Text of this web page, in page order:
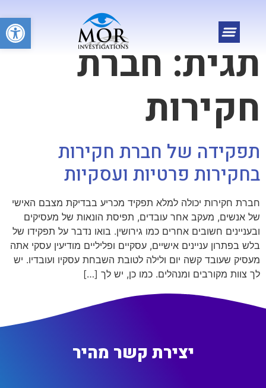
תגית: חברת
חקירות
תפקידה של חברת חקירות
בחקירות פרטיות ועסקיות
חברת חקירות יכולה למלא תפקיד מכריע בבדיקת מצבם האישי
של אנשים, מעקב אחר עובדים, תפיסת הונאות של מעסיקים
ובעניינים חשובים אחרים כמו גירושין. בואו נדבר על תפקידו של
בלש בפתרון עניינים אישיים, עסקיים ופליליים מודיעין עסקי אתה
מעסיק שעובד קשה יום ולילה לטובת השבחת עסקיו ועובדיו. יש
לך צוות מקורבים ומנהלים. כמו כן, יש לך […]
יצירת קשר מהיר